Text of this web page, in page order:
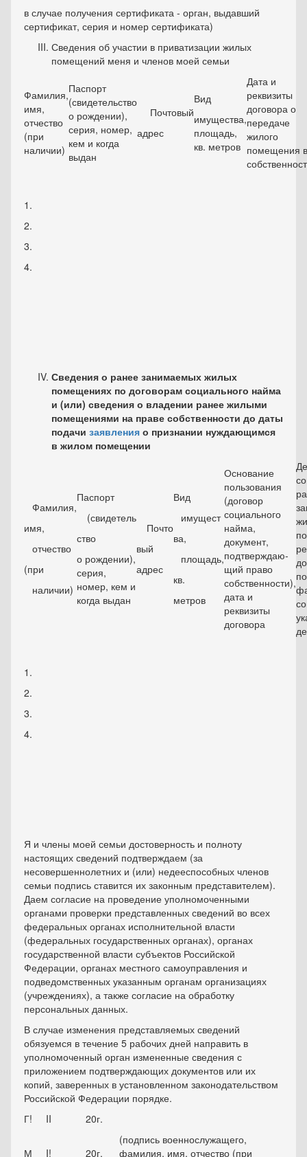
в случае получения сертификата - орган, выдавший
сертификат, серия и номер сертификата)
Сведения об участии в приватизации жилых
помещений меня и членов моей семьи
Фамилия,
имя,
отчество
(при
наличии)
Паспорт
(свидетельство
о рождении),
серия, номер,
кем и когда
выдан
Почтовый
адрес
Вид
имущества,
площадь,
кв. метров
Дата и
реквизиты
договора о
передаче
жилого
помещения в
1.
2.
3.
4.
Сведения о ранее занимаемых жилых
помещениях по договорам социального найма
и (или) сведения о владении ранее жилыми
помещениями на праве собственности до даты
подачи заявления о признании нуждающимся
в жилом помещении
Фамилия,
имя,
отчество
(при
наличии)
Паспорт
(свидетель­
ство
о рождении),
серия,
номер, кем и
когда выдан
Почто­
вый
адрес
Вид
имущест­
ва,
площадь,
кв.
метров
Основание
пользования
(договор
социального
найма,
документ,
подтверждаю­
щий право
собственности),
дата и
реквизиты
договора
1.
2.
3.
4.
Я и члены моей семьи достоверность и полноту
настоящих сведений подтверждаем (за
несовершеннолетних и (или) недееспособных членов
семьи подпись ставится их законным представителем).
Даем согласие на проведение уполномоченными
органами проверки представленных сведений во всех
федеральных органах исполнительной власти
(федеральных государственных органах), органах
государственной власти субъектов Российской
Федерации, органах местного самоуправления и
подведомственных указанным органам организациях
(учреждениях), а также согласие на обработку
персональных данных.
В случае изменения представляемых сведений
обязуемся в течение 5 рабочих дней направить в
уполномоченный орган измененные сведения с
приложением подтверждающих документов или их
копий, заверенных в установленном законодательством
Российской Федерации порядке.
Г!
II 20г.
М I! 20г.
(подпись военнослужащего,
фамилия, имя, отчество (при